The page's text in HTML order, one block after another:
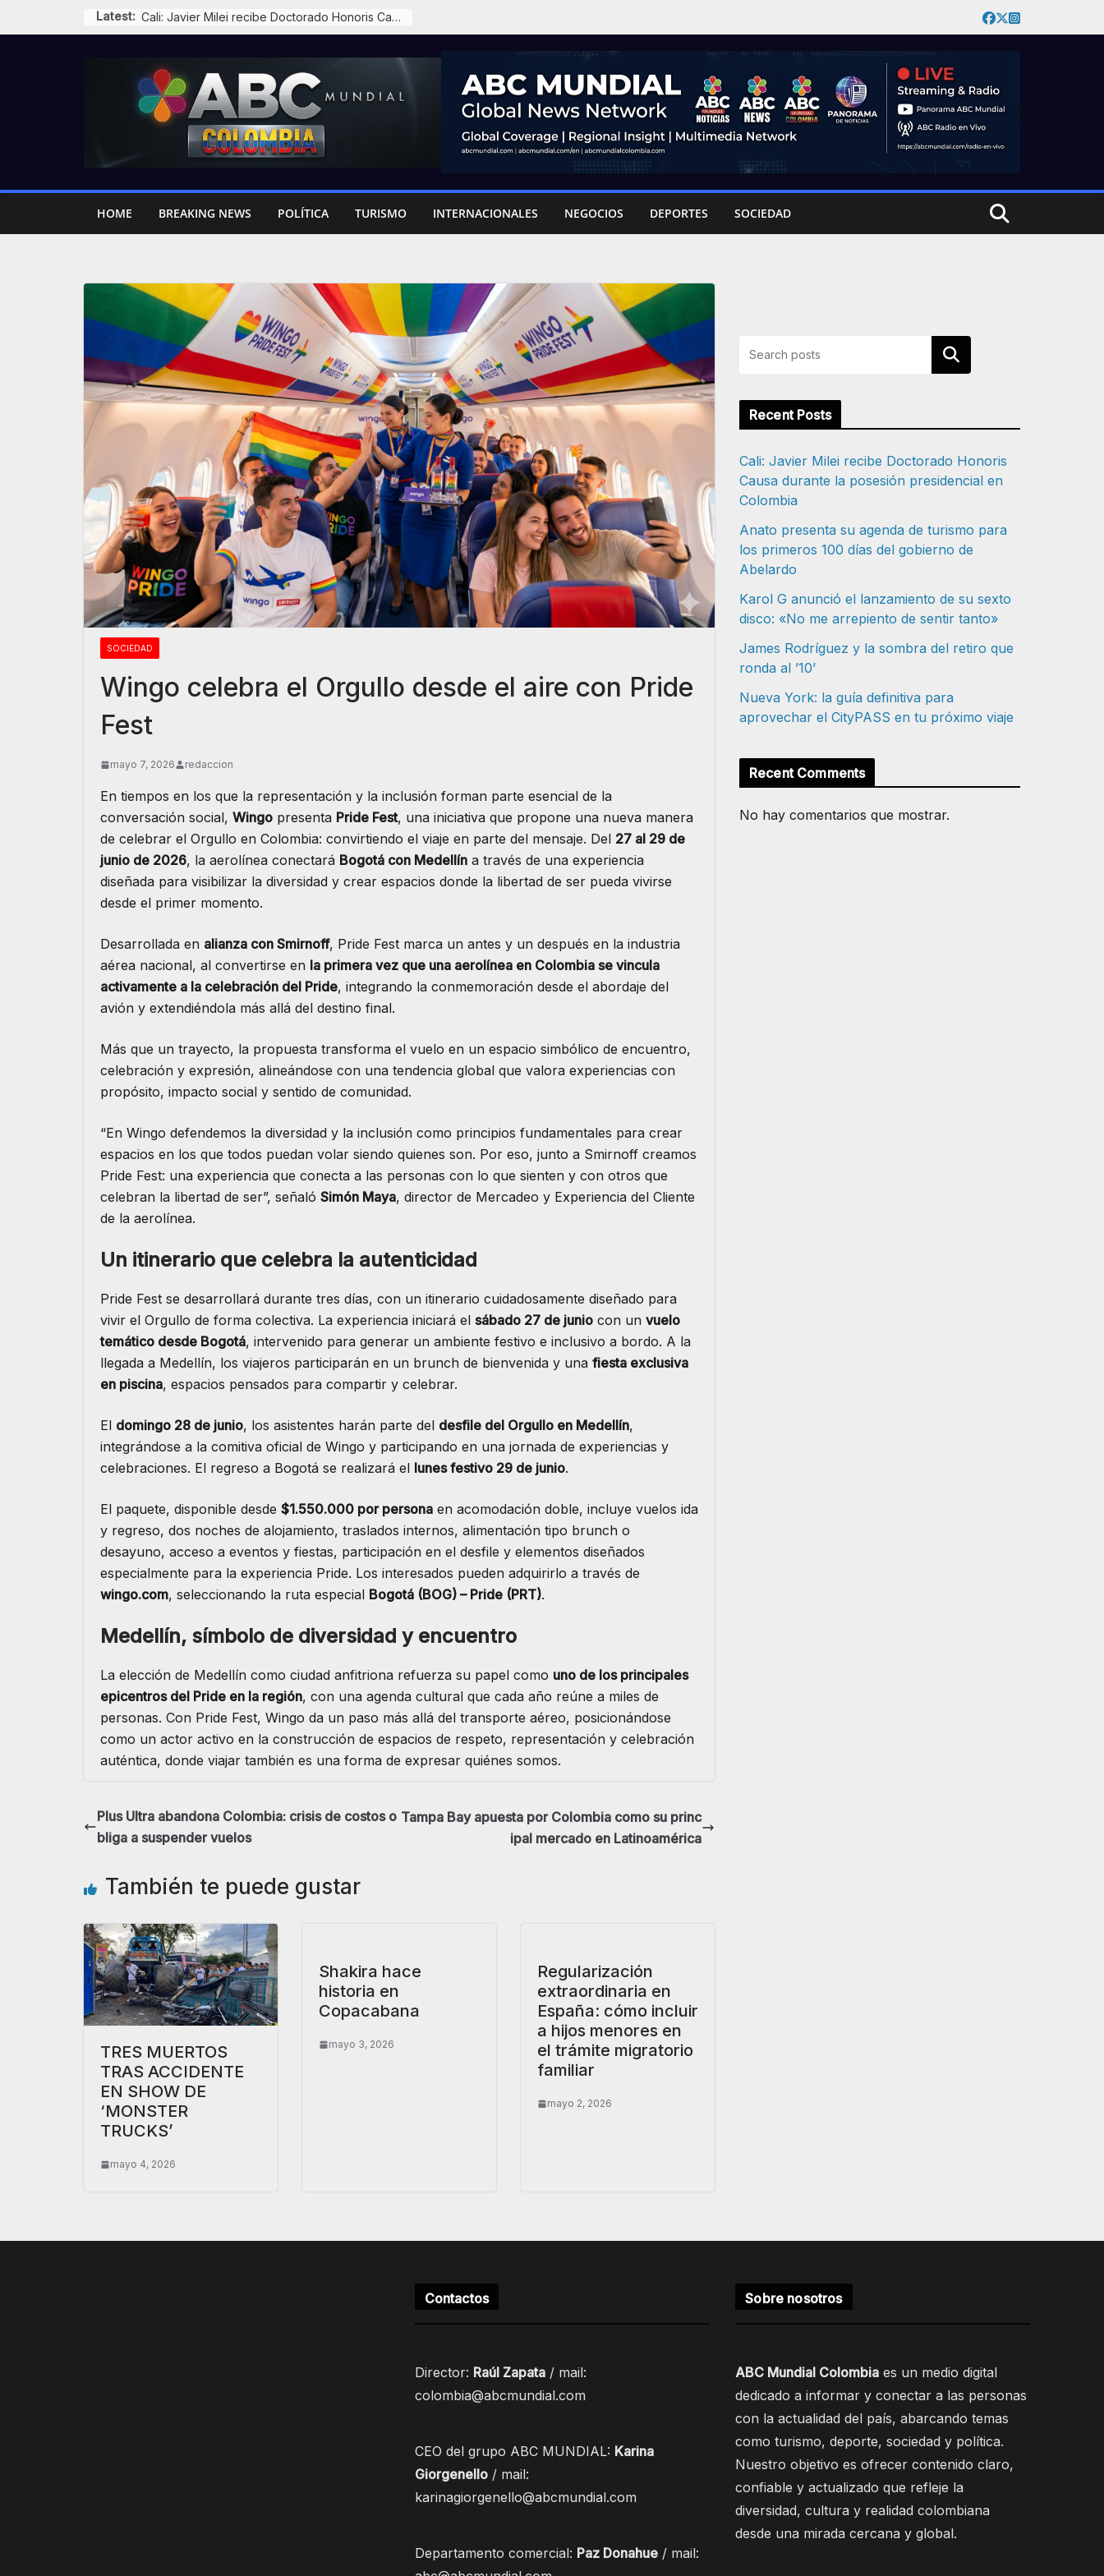
to
Latest: Anato presenta su agenda de turismo para los primeros 100 días del gobierno de Abelardo
HOME BREAKING NEWS POLÍTICA TURISMO INTERNACIONALES NEGOCIOS DEPORTES SOCIEDAD
SOCIEDAD
Wingo celebra el Orgullo desde el aire con Pride
Fest
mayo 7, 2026 redaccion
En tiempos en los que la representación y la inclusión forman parte esencial de la
conversación social, Wingo presenta Pride Fest, una iniciativa que propone una nueva manera
de celebrar el Orgullo en Colombia: convirtiendo el viaje en parte del mensaje. Del 27 al 29 de
junio de 2026, la aerolínea conectará Bogotá con Medellín a través de una experiencia
diseñada para visibilizar la diversidad y crear espacios donde la libertad de ser pueda vivirse
desde el primer momento.
Desarrollada en alianza con Smirnoff, Pride Fest marca un antes y un después en la industria
aérea nacional, al convertirse en la primera vez que una aerolínea en Colombia se vincula
activamente a la celebración del Pride, integrando la conmemoración desde el abordaje del
avión y extendiéndola más allá del destino final.
Más que un trayecto, la propuesta transforma el vuelo en un espacio simbólico de encuentro,
celebración y expresión, alineándose con una tendencia global que valora experiencias con
propósito, impacto social y sentido de comunidad.
“En Wingo defendemos la diversidad y la inclusión como principios fundamentales para crear
espacios en los que todos puedan volar siendo quienes son. Por eso, junto a Smirnoff creamos
Pride Fest: una experiencia que conecta a las personas con lo que sienten y con otros que
celebran la libertad de ser”, señaló Simón Maya, director de Mercadeo y Experiencia del Cliente
de la aerolínea.
Un itinerario que celebra la autenticidad
Pride Fest se desarrollará durante tres días, con un itinerario cuidadosamente diseñado para
vivir el Orgullo de forma colectiva. La experiencia iniciará el sábado 27 de junio con un vuelo
temático desde Bogotá, intervenido para generar un ambiente festivo e inclusivo a bordo. A la
llegada a Medellín, los viajeros participarán en un brunch de bienvenida y una fiesta exclusiva
en piscina, espacios pensados para compartir y celebrar.
El domingo 28 de junio, los asistentes harán parte del desfile del Orgullo en Medellín,
integrándose a la comitiva oficial de Wingo y participando en una jornada de experiencias y
celebraciones. El regreso a Bogotá se realizará el lunes festivo 29 de junio.
El paquete, disponible desde $1.550.000 por persona en acomodación doble, incluye vuelos ida
y regreso, dos noches de alojamiento, traslados internos, alimentación tipo brunch o
desayuno, acceso a eventos y fiestas, participación en el desfile y elementos diseñados
especialmente para la experiencia Pride. Los interesados pueden adquirirlo a través de
wingo.com, seleccionando la ruta especial Bogotá (BOG) – Pride (PRT).
Medellín, símbolo de diversidad y encuentro
La elección de Medellín como ciudad anfitriona refuerza su papel como uno de los principales
epicentros del Pride en la región, con una agenda cultural que cada año reúne a miles de
personas. Con Pride Fest, Wingo da un paso más allá del transporte aéreo, posicionándose
como un actor activo en la construcción de espacios de respeto, representación y celebración
auténtica, donde viajar también es una forma de expresar quiénes somos.
Plus Ultra abandona Colombia: crisis de costos o
bliga a suspender vuelos
Tampa Bay apuesta por Colombia como su princ
ipal mercado en Latinoamérica
También te puede gustar
TRES MUERTOS
TRAS ACCIDENTE
EN SHOW DE
‘MONSTER
TRUCKS’
mayo 4, 2026
Shakira hace
historia en
Copacabana
mayo 3, 2026
Regularización
extraordinaria en
España: cómo incluir
a hijos menores en
el trámite migratorio
familiar
mayo 2, 2026
Buscar
Recent Posts
Cali: Javier Milei recibe Doctorado Honoris
Causa durante la posesión presidencial en
Colombia
Anato presenta su agenda de turismo para
los primeros 100 días del gobierno de
Abelardo
Karol G anunció el lanzamiento de su sexto
disco: «No me arrepiento de sentir tanto»
James Rodríguez y la sombra del retiro que
ronda al ’10’
Nueva York: la guía definitiva para
aprovechar el CityPASS en tu próximo viaje
Recent Comments
No hay comentarios que mostrar.
Contactos
Director: Raúl Zapata/ mail:
colombia@abcmundial.com
CEO del grupo ABC MUNDIAL: Karina
Giorgenello/ mail:
karinagiorgenello@abcmundial.com
Departamento comercial: Paz Donahue/ mail:
Sobre nosotros
ABC Mundial Colombia es un medio digital
dedicado a informar y conectar a las personas
con la actualidad del país, abarcando temas
como turismo, deporte, sociedad y política.
Nuestro objetivo es ofrecer contenido claro,
confiable y actualizado que refleje la
diversidad, cultura y realidad colombiana
desde una mirada cercana y global.